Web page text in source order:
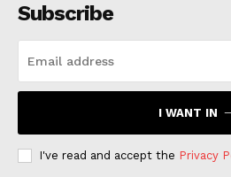
Subscribe
I WANT IN
I've read and accept the Privacy